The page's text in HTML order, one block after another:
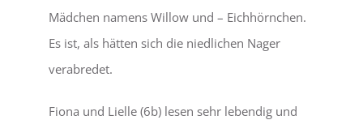
Mädchen namens Willow und – Eichhörnchen.
Es ist, als hätten sich die niedlichen Nager
verabredet.
Fiona und Lielle (6b) lesen sehr lebendig und